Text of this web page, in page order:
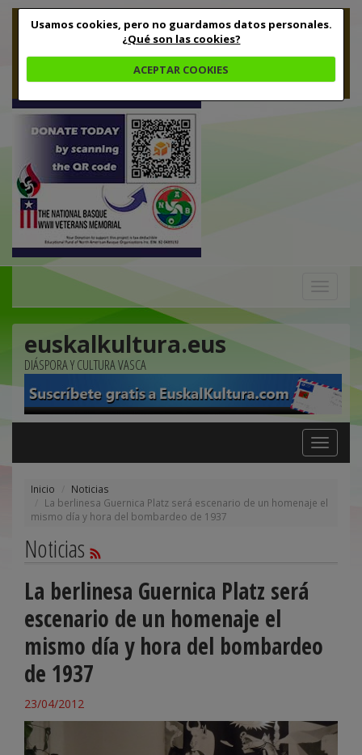
Usamos cookies, pero no guardamos datos personales.
¿Qué son las cookies?
ACEPTAR COOKIES
euskalkultura.eus
DIÁSPORA Y CULTURA VASCA
Toggle
navigation
Inicio
Noticias
La berlinesa Guernica Platz será escenario de un homenaje el
mismo día y hora del bombardeo de 1937
Noticias
La berlinesa Guernica Platz será
escenario de un homenaje el
mismo día y hora del bombardeo
de 1937
23/04/2012